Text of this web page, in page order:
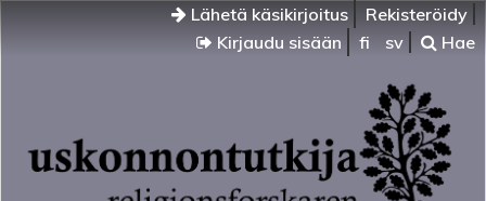
Lähetä käsikirjoitus
Rekisteröidy
Kirjaudu sisään
fi sv Hae